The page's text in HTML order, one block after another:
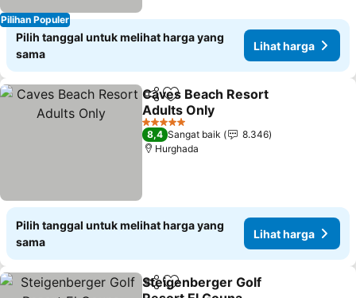
Pilihan Populer
Pilih tanggal untuk melihat harga yang
sama
Lihat harga
BagikanTambahkan ke favorit
Caves Beach Resort
Adults Only
5 Bintang
8,4 Sangat baik
8.346
Hurghada
Pilih tanggal untuk melihat harga yang
sama
Lihat harga
BagikanTambahkan ke favorit
Steigenberger Golf